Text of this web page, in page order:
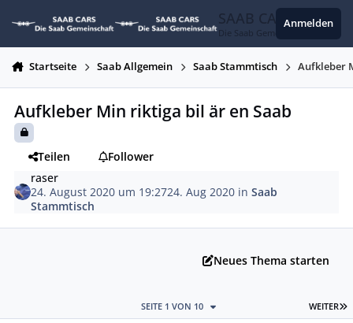
SAAB CARS
Die Saab Gemeinschaft
Anmelden
Startseite Saab Allgemein Saab Stammtisch Aufkleber
Aufkleber Min riktiga bil är en Saab
Teilen
Follower
raser
24. August 2020 um 19:2724. Aug 2020 inSaab
Stammtisch
Neues Thema starten
WEITER
SEITE 1 VON 10